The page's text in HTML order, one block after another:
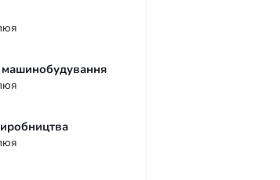
машинобудування